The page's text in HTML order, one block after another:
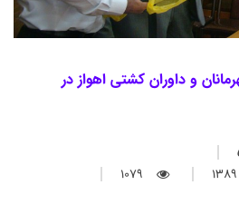
و داوران کشتی اهواز در
1079